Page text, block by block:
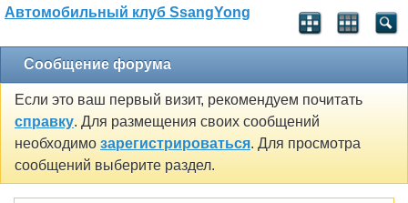
Автомобильный клуб SsangYong
Сообщение форума
Если это ваш первый визит, рекомендуем почитать
справку. Для размещения своих сообщений
необходимо зарегистрироваться. Для просмотра
сообщений выберите раздел.